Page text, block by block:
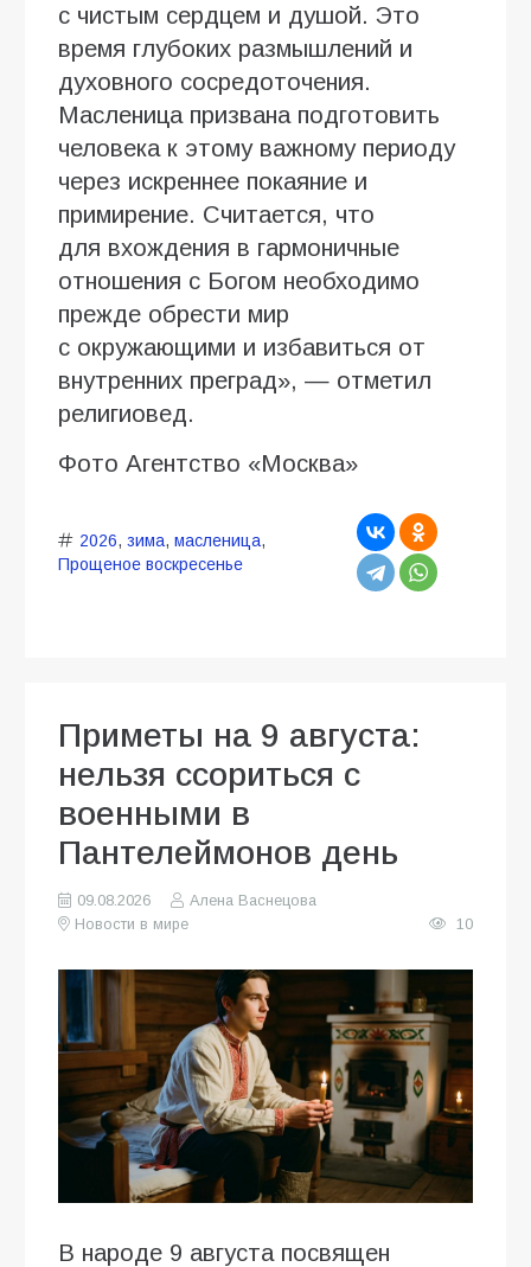
с чистым сердцем и душой. Это
время глубоких размышлений и
духовного сосредоточения.
Масленица призвана подготовить
человека к этому важному периоду
через искреннее покаяние и
примирение. Считается, что
для вхождения в гармоничные
отношения с Богом необходимо
прежде обрести мир
с окружающими и избавиться от
внутренних преград», — отметил
религиовед.
Фото Агентство «Москва»
2026, зима, масленица,
Прощеное воскресенье
Приметы на 9 августа:
нельзя ссориться с
военными в
Пантелеймонов день
09.08.2026
Алена Васнецова
Новости в мире
10
В народе 9 августа посвящен